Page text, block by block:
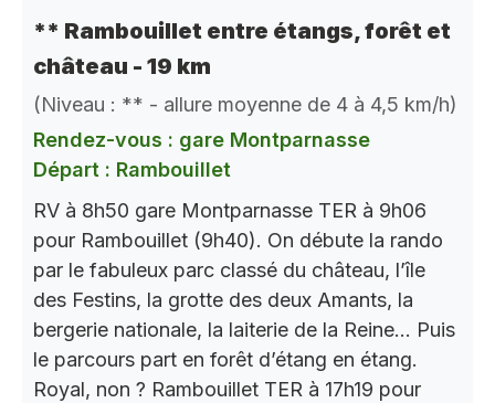
** Rambouillet entre étangs, forêt et
château - 19 km
(Niveau : ** - allure moyenne de 4 à 4,5 km/h)
Rendez-vous : gare Montparnasse
Départ : Rambouillet
RV à 8h50 gare Montparnasse TER à 9h06
pour Rambouillet (9h40). On débute la rando
par le fabuleux parc classé du château, l’île
des Festins, la grotte des deux Amants, la
bergerie nationale, la laiterie de la Reine… Puis
le parcours part en forêt d’étang en étang.
Royal, non ? Rambouillet TER à 17h19 pour